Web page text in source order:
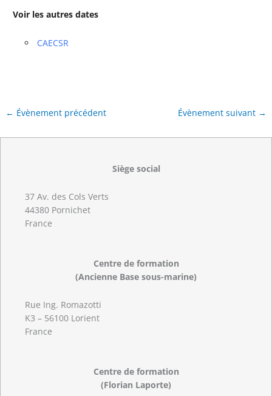
Voir les autres dates
CAECSR
← Évènement précédent Évènement suivant →
Siège social
37 Av. des Cols Verts
44380 Pornichet
France
Centre de formation
(Ancienne Base sous-marine)
Rue Ing. Romazotti
K3 – 56100 Lorient
France
Centre de formation
(Florian Laporte)